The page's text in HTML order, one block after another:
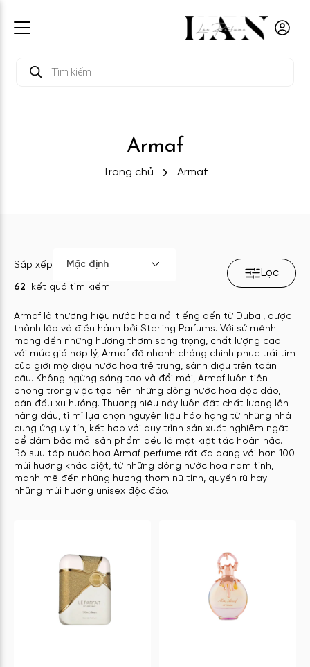
kiếm
Armaf
Trang chủ Armaf
Lọc
Sắp xếp Mặc định
62 kết quả tìm kiếm
Armaf là thương hiệu nước hoa nổi tiếng đến từ Dubai, được
thành lập và điều hành bởi Sterling Parfums. Với sứ mệnh
mang đến những hương thơm sang trọng, chất lượng cao
với mức giá hợp lý, Armaf đã nhanh chóng chinh phục trái tim
của giới mộ điệu nước hoa trẻ trung, sành điệu trên toàn
cầu. Không ngừng sáng tạo và đổi mới, Armaf luôn tiên
phong trong việc tạo nên những dòng nước hoa độc đáo,
dẫn đầu xu hướng. Thương hiệu này luôn đặt chất lượng lên
hàng đầu, tỉ mỉ lựa chọn nguyên liệu hảo hạng từ những nhà
cung ứng uy tín, kết hợp với quy trình sản xuất nghiêm ngặt
để đảm bảo mỗi sản phẩm đều là một kiệt tác hoàn hảo.
Bộ sưu tập nước hoa Armaf perfume rất đa dạng với hơn 100
mùi hương khác biệt, từ những dòng nước hoa nam tính,
mạnh mẽ đến những hương thơm nữ tính, quyến rũ hay
những mùi hương unisex độc đáo.